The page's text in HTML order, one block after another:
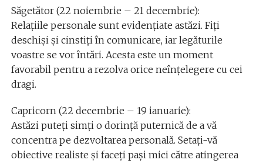
Săgetător (22 noiembrie – 21 decembrie):
Relațiile personale sunt evidențiate astăzi. Fiți
deschiși și cinstiți în comunicare, iar legăturile
voastre se vor întări. Acesta este un moment
favorabil pentru a rezolva orice neînțelegere cu cei
dragi.
Capricorn (22 decembrie – 19 ianuarie):
Astăzi puteți simți o dorință puternică de a vă
concentra pe dezvoltarea personală. Setați-vă
obiective realiste și faceți pași mici către atingerea